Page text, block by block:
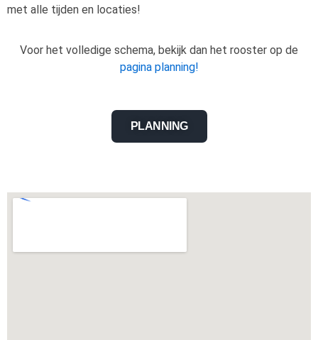
met alle tijden en locaties!
Voor het volledige schema, bekijk dan het rooster op de
pagina planning!
PLANNING